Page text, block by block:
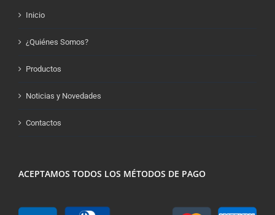
Inicio
¿Quiénes Somos?
Productos
Noticias y Novedades
Contactos
ACEPTAMOS TODOS LOS MÉTODOS DE PAGO